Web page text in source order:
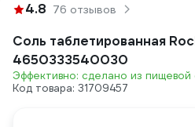
4.8 76 отзывов
Соль таблетированная
4650333540030
Эффективно: сделано из
Код товара: 31709457